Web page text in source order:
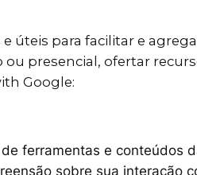
úteis para facilitar e
presencial, ofertar
Google:
ferramentas e conteúdos
sobre sua interação